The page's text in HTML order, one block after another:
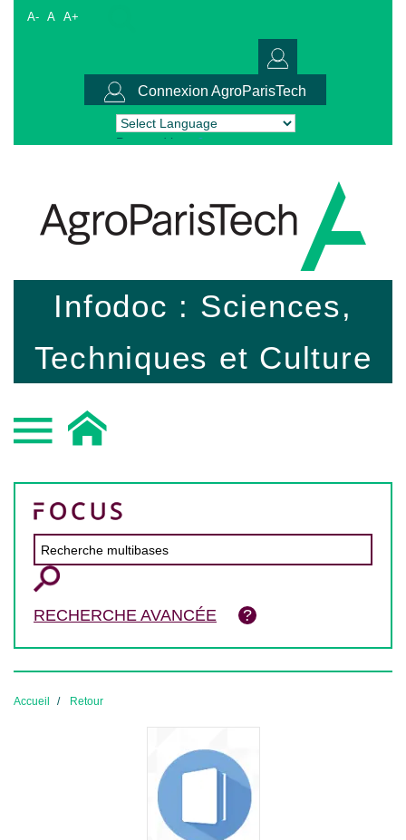
A- A A+
Connexion AgroParisTech
Powered by Translate
Infodoc : Sciences,
Techniques et Culture
RECHERCHE AVANCÉE
Accueil Retour